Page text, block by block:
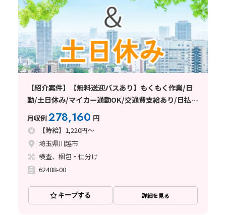
【紹介案件】【無料送迎バスあり】もくもく作業/日
勤/土日休み/マイカー通勤OK/交通費支給あり/日払
い・週払い制度あり
月収例278,160 円
【時給】1,220円～
埼玉県川越市
検査、梱包・仕分け
62488-00
キープする 詳細を見る